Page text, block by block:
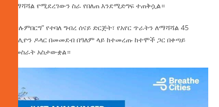
ለማሻሻል የሚደረገውን ስራ የበለጠ እንደሚድግፍ ተጠቅሷል።
“ብሉምበርግ” የተባለ ግብረ ሰናይ ድርጅት፣ የአየር ጥራትን ለማሻሻል 45
ሚሊዮን ዶላር በመመደብ በዓለም ላይ ከተመረጡ ከተሞች ጋር በቀጣይ
ለመስራት አስታውቋል።